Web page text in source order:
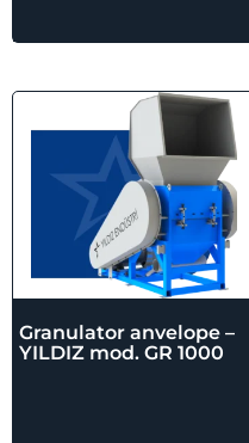
Granulator anvelope –
YILDIZ mod. GR 1000